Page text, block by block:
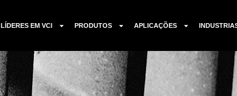
LÍDERES EM VCI PRODUTOS APLICAÇÕES